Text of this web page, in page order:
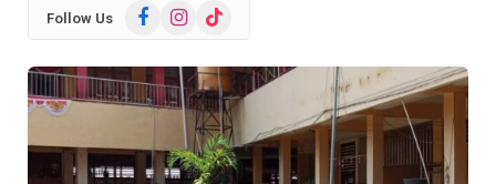
Follow Us FacebookInstagram
TikTok